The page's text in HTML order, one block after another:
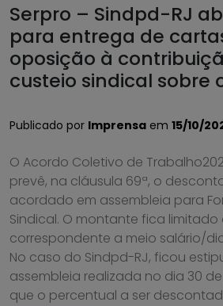
Serpro – Sindpd-RJ
para entrega de
oposição à
custeio sindical sobre
Publicado por Imprensa em 15/10/
O Acordo Coletivo de
prevê, na cláusula 69ª, o
acordado em assembleia para
Sindical. O montante fica
correspondente a meio salário/
No caso do Sindpd-RJ, ficou
assembleia realizada no dia 30
que o percentual a ser